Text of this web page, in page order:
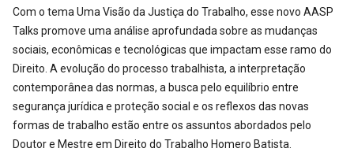
Com o tema Uma Visão da Justiça do Trabalho, esse novo AASP
Talks promove uma análise aprofundada sobre as mudanças
sociais, econômicas e tecnológicas que impactam esse ramo do
Direito. A evolução do processo trabalhista, a interpretação
contemporânea das normas, a busca pelo equilíbrio entre
segurança jurídica e proteção social e os reflexos das novas
formas de trabalho estão entre os assuntos abordados pelo
Doutor e Mestre em Direito do Trabalho Homero Batista.